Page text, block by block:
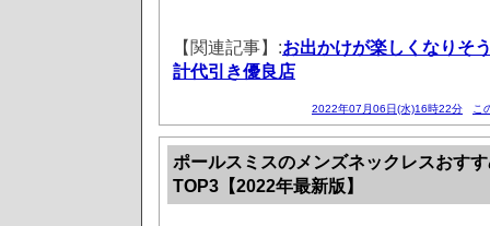
【関連記事】:お出かけが楽しくなりそ
計代引き優良店
2022年07月06日(水)16時22分 こ
ポールスミスのメンズネックレスおす
TOP3【2022年最新版】